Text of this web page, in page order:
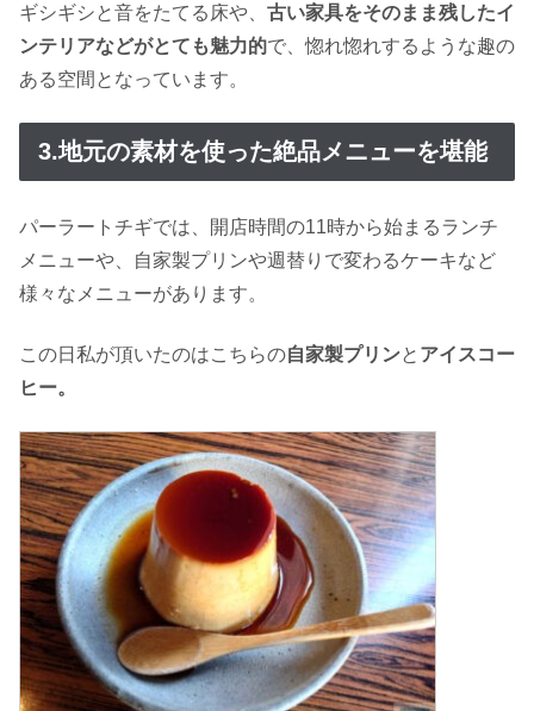
ギシギシと音をたてる床や、 古い家具をそのまま残したイ
ンテリアなどがとても魅力的で、惚れ惚れするような趣の
ある空間となっています。
3.地元の素材を使った絶品メニューを堪能
パーラートチギでは、開店時間の11時から始まるランチ
メニューや、自家製プリンや週替りで変わるケーキなど
様々なメニューがあります。
この日私が頂いたのはこちらの自家製プリンと アイスコー
ヒー。